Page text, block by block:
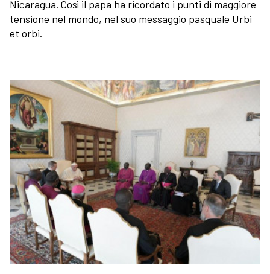
Nicaragua. Così il papa ha ricordato i punti di maggiore
tensione nel mondo, nel suo messaggio pasquale Urbi
et orbi.